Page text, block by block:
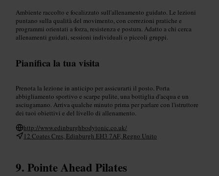
Ambiente raccolto e focalizzato sull'allenamento guidato. Le lezioni
puntano sulla qualità del movimento, con correzioni pratiche e
programmi orientati a forza, resistenza e postura. Adatto a chi cerca
allenamenti guidati, sessioni individuali o piccoli gruppi.
Pianifica la tua visita
Prenota la lezione in anticipo per assicurarti il posto. Porta
abbigliamento sportivo e scarpe pulite, una bottiglia d'acqua e un
asciugamano. Arriva qualche minuto prima per parlare con l'istruttore
dei tuoi obiettivi e del livello di allenamento.
http://www.edinburghbodytonic.co.uk/
12 Coates Cres, Edinburgh EH3 7AF, Regno Unito
Pointe Ahead Pilates